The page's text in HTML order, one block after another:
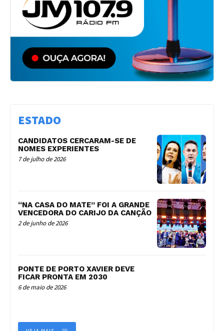
ESTADO
CANDIDATOS CERCARAM-SE DE
NOMES EXPERIENTES
7 de julho de 2026
“NA CASA DO MATE” FOI A GRANDE
VENCEDORA DO CARIJO DA CANÇÃO
2 de junho de 2026
PONTE DE PORTO XAVIER DEVE
FICAR PRONTA EM 2030
6 de maio de 2026